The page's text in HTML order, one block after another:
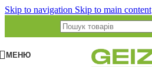
Skip to navigation Skip to main content
МЕНЮ